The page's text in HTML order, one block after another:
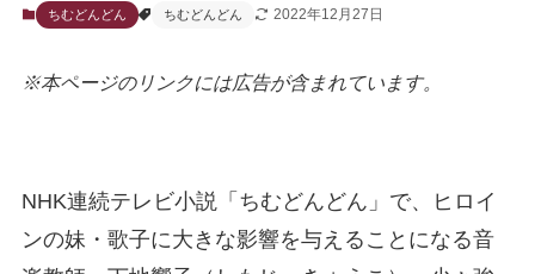
ちむどんどん ちむどんどん 2022年12月27日
※本ページのリンクには広告が含まれています。
NHK連続テレビ小説「ちむどんどん」で、ヒロイ
ンの妹・歌子に大きな影響を与えることになる音